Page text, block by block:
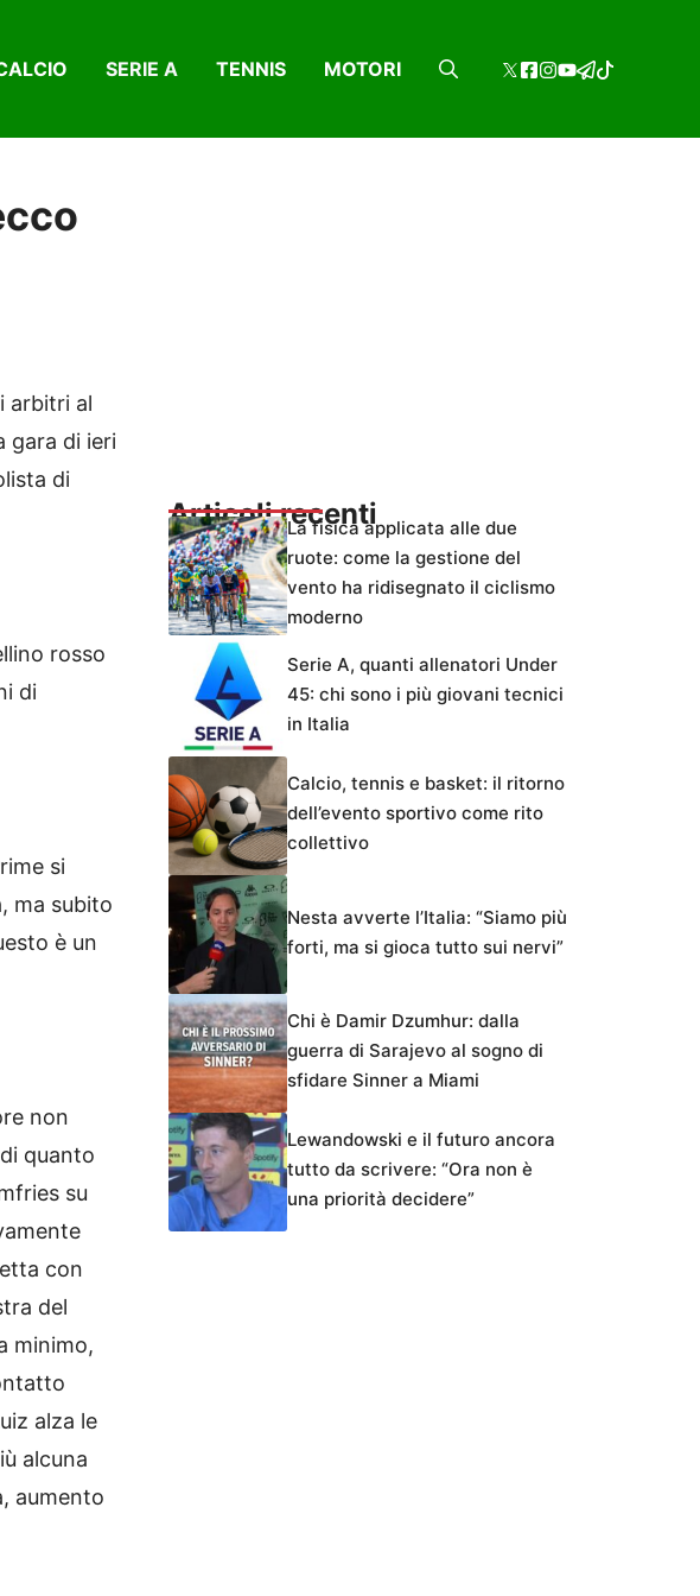
SERIE A TENNIS MOTORI
arbitri al
gara di ieri
di
rosso
di
si
ma subito
è un
non
quanto
su
con
del
minimo,
alza le
alcuna
aumento
Articoli recentiLa fisica applicata alle due
ruote: come la gestione del
vento ha ridisegnato il ciclismo
moderno
Serie A, quanti allenatori Under
45: chi sono i più giovani tecnici
in Italia
Calcio, tennis e basket: il ritorno
dell’evento sportivo come rito
collettivo
Nesta avverte l’Italia: “Siamo più
forti, ma si gioca tutto sui nervi”
Chi è Damir Dzumhur: dalla
guerra di Sarajevo al sogno di
sfidare Sinner a Miami
Lewandowski e il futuro ancora
tutto da scrivere: “Ora non è
una priorità decidere”